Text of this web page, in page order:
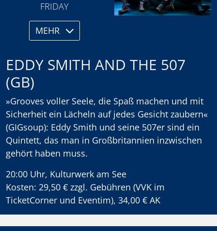
FRIDAY
MEHR
EDDY SMITH AND THE 507
(GB)
»Grooves voller Seele, die Spaß machen und mit
Sicherheit ein Lächeln auf jedes Gesicht zaubern«
(GIGsoup): Eddy Smith und seine 507er sind ein
Quintett, das man in Großbritannien inzwischen
gehört haben muss.
20:00 Uhr, Kulturwerk am See
Kosten: 29,50 € zzgl. Gebühren (VVK im
TicketCorner und Eventim), 34,00 € AK